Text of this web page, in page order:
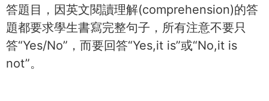
答題目，因英文閱讀理解(comprehension)的答
題都要求學生書寫完整句子，所有注意不要只
答“Yes/No”，而要回答“Yes,it is”或“No,it is
not”。